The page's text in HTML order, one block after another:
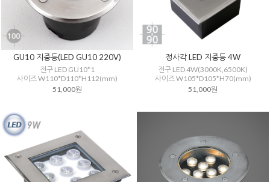
GU10 지중등(LED GU10 220V)
전구 LED GU10*1
사이즈 W110*D110*H112(mm)
51,000원
정사각 LED 지중등 4W
전구 LED 4W(3000K,6500K)
사이즈 W105*D105*H70(mm)
51,000원